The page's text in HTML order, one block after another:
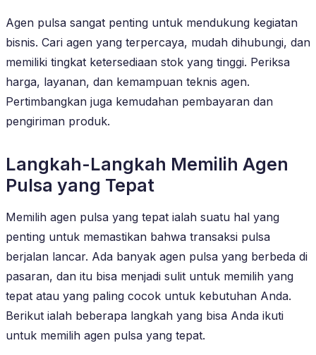
Agen pulsa sangat penting untuk mendukung kegiatan
bisnis. Cari agen yang terpercaya, mudah dihubungi, dan
memiliki tingkat ketersediaan stok yang tinggi. Periksa
harga, layanan, dan kemampuan teknis agen.
Pertimbangkan juga kemudahan pembayaran dan
pengiriman produk.
Langkah-Langkah Memilih Agen
Pulsa yang Tepat
Memilih agen pulsa yang tepat ialah suatu hal yang
penting untuk memastikan bahwa transaksi pulsa
berjalan lancar. Ada banyak agen pulsa yang berbeda di
pasaran, dan itu bisa menjadi sulit untuk memilih yang
tepat atau yang paling cocok untuk kebutuhan Anda.
Berikut ialah beberapa langkah yang bisa Anda ikuti
untuk memilih agen pulsa yang tepat.